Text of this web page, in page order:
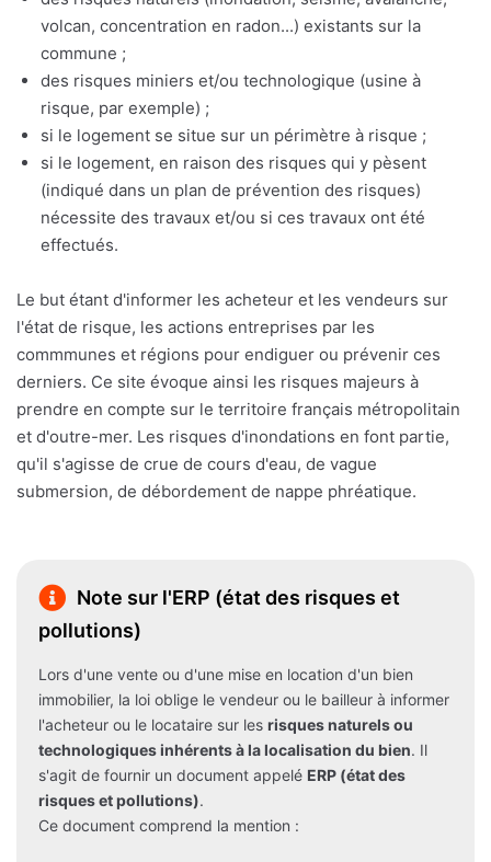
volcan, concentration en radon...) existants sur la
commune ;
des risques miniers et/ou technologique (usine à
risque, par exemple) ;
si le logement se situe sur un périmètre à risque ;
si le logement, en raison des risques qui y pèsent
(indiqué dans un plan de prévention des risques)
nécessite des travaux et/ou si ces travaux ont été
effectués.
Le but étant d'informer les acheteur et les vendeurs sur
l'état de risque, les actions entreprises par les
commmunes et régions pour endiguer ou prévenir ces
derniers. Ce site évoque ainsi les risques majeurs à
prendre en compte sur le territoire français métropolitain
et d'outre-mer. Les risques d'inondations en font partie,
qu'il s'agisse de crue de cours d'eau, de vague
submersion, de débordement de nappe phréatique.
Note sur l'ERP (état des risques et
pollutions)
Lors d'une vente ou d'une mise en location d'un bien
immobilier, la loi oblige le vendeur ou le bailleur à informer
l'acheteur ou le locataire sur les risques naturels ou
technologiques inhérents à la localisation du bien. Il
s'agit de fournir un document appelé ERP (état des
risques et pollutions).
Ce document comprend la mention :